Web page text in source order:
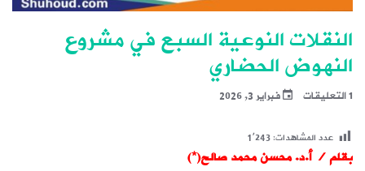
النقلات النوعية السبع في مشروع
النهوض الحضاري
1 التعليقات فبراير 3, 2026
عدد المشاهدات:1٬243
بقلم / أ.د. محسن محمد صالح(*)